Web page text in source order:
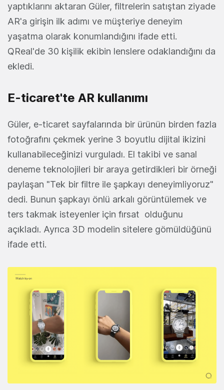
yaptıklarını aktaran Güler, filtrelerin satıştan ziyade
AR'a girişin ilk adımı ve müşteriye deneyim
yaşatma olarak konumlandığını ifade etti.
QReal'de 30 kişilik ekibin lenslere odaklandığını da
ekledi.
E-ticaret'te AR kullanımı
Güler, e-ticaret sayfalarında bir ürünün birden fazla
fotoğrafını çekmek yerine 3 boyutlu dijital ikizini
kullanabileceğinizi vurguladı. El takibi ve sanal
deneme teknolojileri bir araya getirdikleri bir örneği
paylaşan "Tek bir filtre ile şapkayı deneyimliyoruz"
dedi. Bunun şapkayı önlü arkalı görüntülemek ve
ters takmak isteyenler için fırsat olduğunu
açıkladı. Ayrıca 3D modelin sitelere gömüldüğünü
ifade etti.